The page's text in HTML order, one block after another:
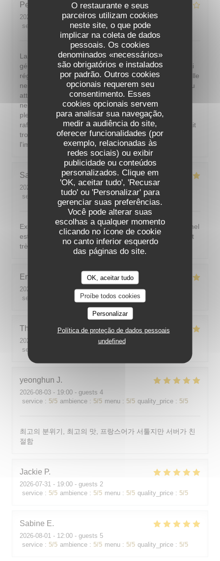
O restaurante e seus
parceiros utilizam cookies
neste site, o que pode
implicar na coleta de dados
pessoais. Os cookies
denominados «necessários»
são obrigatórios e instalados
por padrão. Outros cookies
opcionais requerem seu
consentimento. Esses
cookies opcionais servem
para analisar sua navegação,
medir a audiência do site,
oferecer funcionalidades (por
exemplo, relacionadas às
redes sociais) ou exibir
publicidade ou conteúdos
personalizados. Clique em
'OK, aceitar tudo', 'Recusar
tudo' ou 'Personalizar' para
gerenciar suas preferências.
Você pode alterar suas
escolhas a qualquer momento
clicando no ícone de cookie
no canto inferior esquerdo
das páginas do site.
OK, aceitar tudo
Proíbe todos cookies
Personalizar
Política de proteção de dados pessoais
undefined
Pedro
2026-08-05
- 20:00 - guests 4
service
ambience: 1/5 menu: 4/5 quality_price
La nourriture était vraiment excellente. Le service était
généralement aimable. Cependant, à la fin du repas, j'ai
réglé l'addition discrètement à la caisse pour éviter qu'elle
ne soit présentée à table. Or, en partant, un serveur peu
attentionné est venu encaisser et, après le malentendu,
ne s'est même pas excusé correctement. De plus, en
plein été parisien, il est indispensable de pouvoir se
rafraîchir ; si la climatisation n'est pas possible, il faudrait
trouver une autre solution. J'aimerais dîner sans avoir
l'impression d'être dans un sauna.
Sarah-Lou
2026-08-03
- 19:30 - guests 4
service
ambience: 5 /5 menu: 5/5 quality_price
Excellent ! Tout est délicieux, bien présentés, le personnel
est vraiment au top : accueillant, souriant, attentionné et
très professionnel. Je recommande sans hésiter !
Emilie
2026-08-05
- 20:30 - guests 2
service
ambience: 5/5 menu: 5/5 quality_price
Theo
2026-08-01
- 19:00 - guests 2
service
yeonghun J
2026-08-03 - 19:00 - guests 4
service : 5/5 ambience : 5/5 menu : 5/5 quality_price : 5/5
최고의 분위기, 최고의 맛, 프랑스어가 서툴지만 서버가 친
절함
Jackie P
2026-07-31 - 19:00 - guests 2
service : 5/5 ambience : 5/5 menu : 5/5 quality_price : 5/5
Sabine E
2026-08-01 - 12:00 - guests 5
service : 5/5 ambience : 5/5 menu : 5/5 quality_price : 5/5